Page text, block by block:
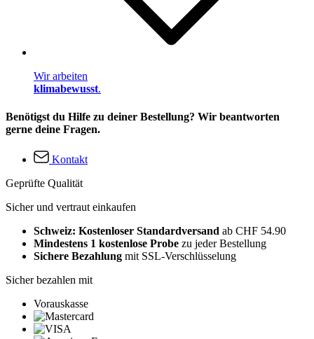
Wir arbeiten
klimabewusst.
Benötigst du Hilfe zu deiner Bestellung? Wir beantworten
gerne deine Fragen.
Kontakt
Geprüfte Qualität
Sicher und vertraut einkaufen
Schweiz: Kostenloser Standardversand ab CHF 54.90
Mindestens 1 kostenlose Probe zu jeder Bestellung
Sichere Bezahlung mit SSL-Verschlüsselung
Sicher bezahlen mit
Vorauskasse